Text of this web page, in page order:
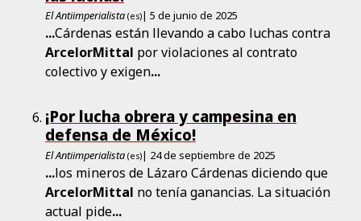
El Antiimperialista (es)| 5 de junio de 2025
...Cárdenas están llevando a cabo luchas contra
ArcelorMittal por violaciones al contrato
colectivo y exigen...
¡Por lucha obrera y campesina en
defensa de México!
El Antiimperialista (es)| 24 de septiembre de 2025
...los mineros de Lázaro Cárdenas diciendo que
ArcelorMittal no tenía ganancias. La situación
actual pide...